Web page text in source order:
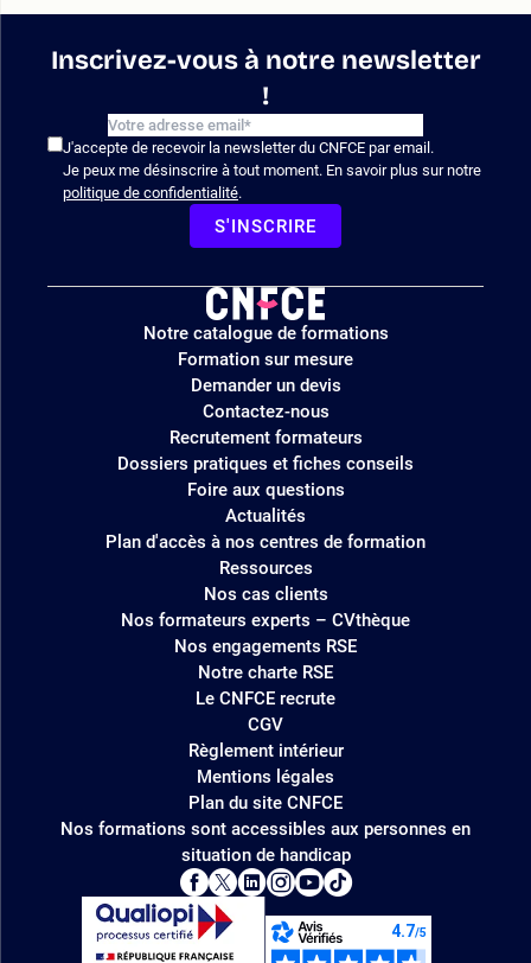
Inscrivez-vous à notre newsletter
!
J'accepte de recevoir la newsletter du CNFCE par email.
Je peux me désinscrire à tout moment. En savoir plus sur notre
politique de confidentialité.
S'INSCRIRE
Logo
site
Notre catalogue de formations
Formation sur mesure
Demander un devis
Contactez-nous
Recrutement formateurs
Dossiers pratiques et fiches conseils
Foire aux questions
Actualités
Plan d'accès à nos centres de formation
Ressources
Nos cas clients
Nos formateurs experts – CVthèque
Nos engagements RSE
Notre charte RSE
Le CNFCE recrute
CGV
Règlement intérieur
Mentions légales
Plan du site CNFCE
Nos formations sont accessibles aux personnes en
situation de handicap